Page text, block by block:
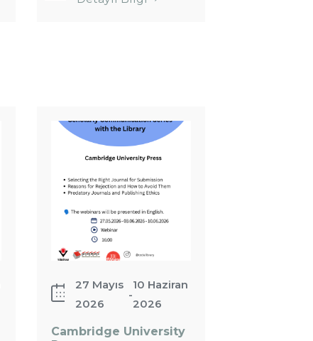
University
Press
27 Mayıs
2026
-
10 Haziran
2026
Cambridge University